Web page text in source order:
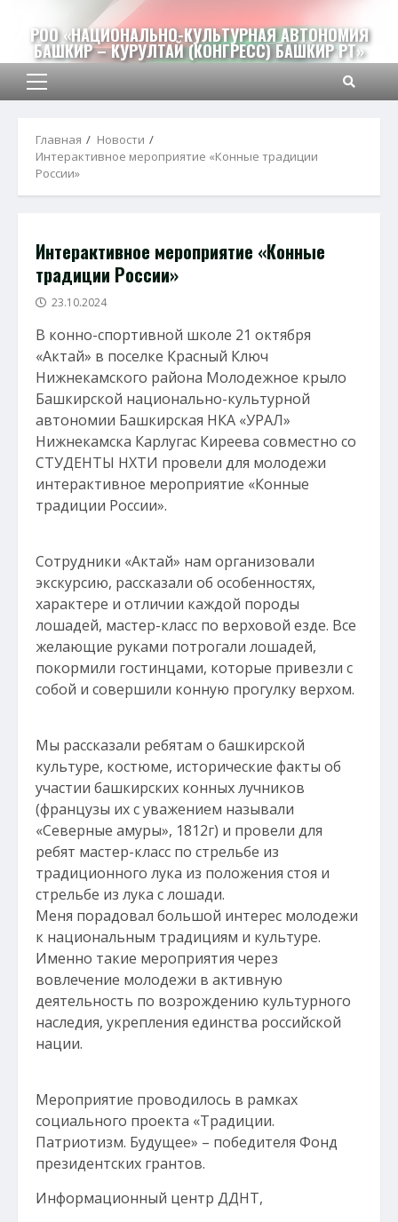
содержимому
РОО «НАЦИОНАЛЬНО-КУЛЬТУРНАЯ АВТОНОМИЯ
БАШКИР – КУРУЛТАЙ (КОНГРЕСС) БАШКИР РТ»
Основное
Главная
Новости
Интерактивное мероприятие «Конные традиции
России»
Интерактивное мероприятие «Конные
традиции России»
23.10.2024
В конно-спортивной школе 21 октября
«Актай» в поселке Красный Ключ
Нижнекамского района Молодежное крыло
Башкирской национально-культурной
автономии Башкирская НКА «УРАЛ»
Нижнекамска Карлугас Киреева совместно со
СТУДЕНТЫ НХТИ провели для молодежи
интерактивное мероприятие «Конные
традиции России».
Сотрудники «Актай» нам организовали
экскурсию, рассказали об особенностях,
характере и отличии каждой породы
лошадей, мастер-класс по верховой езде. Все
желающие руками потрогали лошадей,
покормили гостинцами, которые привезли с
собой и совершили конную прогулку верхом.
Мы рассказали ребятам о башкирской
культуре, костюме, исторические факты об
участии башкирских конных лучников
(французы их с уважением называли
«Северные амуры», 1812г) и провели для
ребят мастер-класс по стрельбе из
традиционного лука из положения стоя и
стрельбе из лука с лошади.
Меня порадовал большой интерес молодежи
к национальным традициям и культуре.
Именно такие мероприятия через
вовлечение молодежи в активную
деятельность по возрождению культурного
наследия, укрепления единства российской
нации.
Мероприятие проводилось в рамках
социального проекта «Традиции.
Патриотизм. Будущее» – победителя Фонд
президентских грантов.
Информационный центр ДДНТ,